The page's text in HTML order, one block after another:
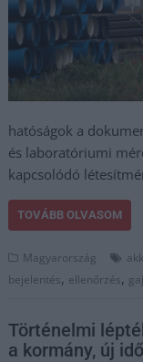
hatóságok a
és laboratóriumi
kapcsolódó
TOVÁBB OLVASOM
Magyarország
bejelentés, ellenőrzés,
Történelmi
a kormány, új